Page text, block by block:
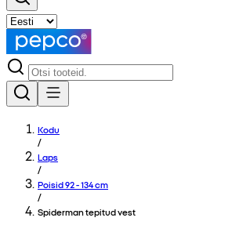
Kodu
/
Laps
/
Poisid 92 - 134 cm
/
Spiderman tepitud vest